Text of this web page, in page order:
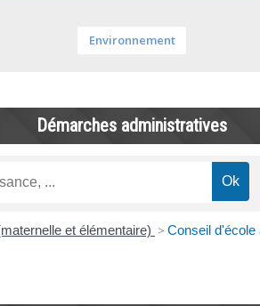
Environnement
Démarches administratives
et élémentaire) > Conseil d'école